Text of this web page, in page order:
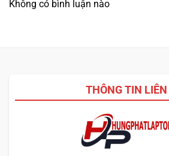
HỆ THỐNG TẢN NHIỆT
Tách biệt buồng khí CPU và GPU
Tăng cường khả năng tản nhiệt
Không có bình luận nào
THÔNG TIN LIÊN